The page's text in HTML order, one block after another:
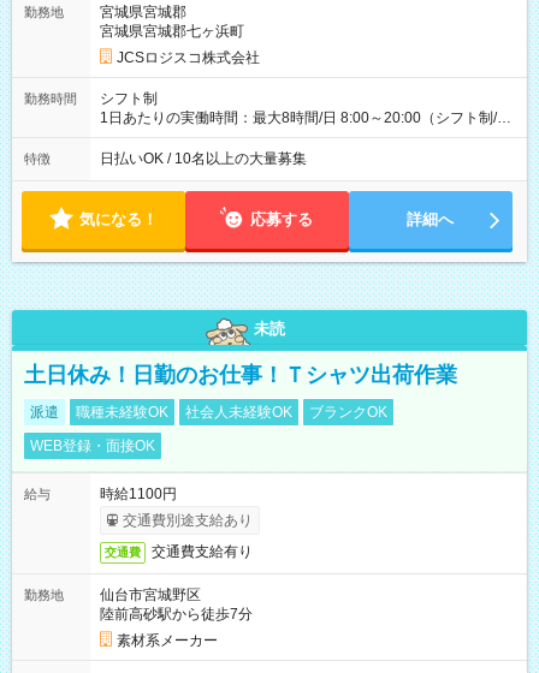
万円／週6日稼働 ・地方郊外エリア 月収40万円／週5日稼働 月
収40万円~50万円／週6日稼働 ＜モデルイメージ＞ ■月収50万
円 (27歳男性/江東区在住)※元建築関係 1日150個配達×25日勤務
(日休み) ■月収80万円(43歳男性/墨田区在住)※元営業 1日200個
勤務地
宮城県宮城郡
宮城県宮城郡七ヶ浜町
JCSロジスコ株式会社
勤務時間
シフト制
1日あたりの実働時間：最大8時間/日 8:00～20:00（シフト制/実
働8時間） ※週5日勤務（場所次第では週4も有り） ※配達状況
によって時間外での勤務可能性有り ※案件により多少の前後あ
特徴 日払いOK / 10名以上の大量募集
気になる！ 応募する 詳細へ
未読
土日休み！日勤のお仕事！Ｔシャツ出荷作業
派遣 職種未経験OK 社会人未経験OK
ブランクOK
WEB登録・面接OK
給与
時給1100円
交通費別途支給あり
交通費 交通費支給有り
勤務地
仙台市宮城野区
陸前高砂駅から徒歩7分
素材系メーカー